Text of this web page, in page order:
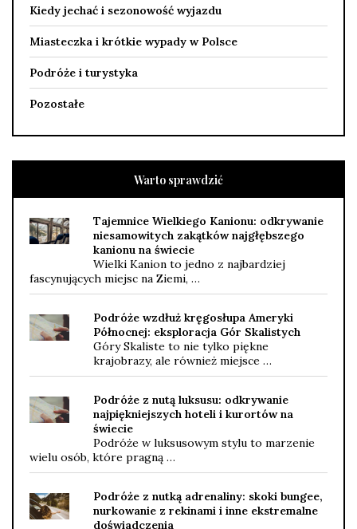
Kiedy jechać i sezonowość wyjazdu
Miasteczka i krótkie wypady w Polsce
Podróże i turystyka
Pozostałe
Warto sprawdzić
Tajemnice Wielkiego Kanionu: odkrywanie
niesamowitych zakątków najgłębszego
kanionu na świecie
Wielki Kanion to jedno z najbardziej
fascynujących miejsc na Ziemi, …
Podróże wzdłuż kręgosłupa Ameryki
Północnej: eksploracja Gór Skalistych
Góry Skaliste to nie tylko piękne
krajobrazy, ale również miejsce …
Podróże z nutą luksusu: odkrywanie
najpiękniejszych hoteli i kurortów na
świecie
Podróże w luksusowym stylu to marzenie
wielu osób, które pragną …
Podróże z nutką adrenaliny: skoki bungee,
nurkowanie z rekinami i inne ekstremalne
doświadczenia